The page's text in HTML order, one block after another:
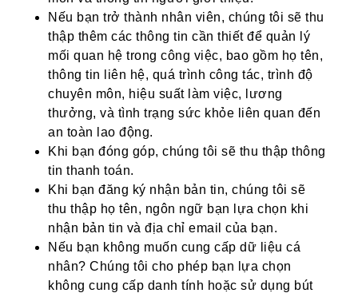
Nếu bạn trở thành nhân viên, chúng tôi sẽ thu
thập thêm các thông tin cần thiết để quản lý
mối quan hệ trong công việc, bao gồm họ tên,
thông tin liên hệ, quá trình công tác, trình độ
chuyên môn, hiệu suất làm việc, lương
thưởng, và tình trạng sức khỏe liên quan đến
an toàn lao động.
Khi bạn đóng góp, chúng tôi sẽ thu thập thông
tin thanh toán.
Khi bạn đăng ký nhận bản tin, chúng tôi sẽ
thu thập họ tên, ngôn ngữ bạn lựa chọn khi
nhận bản tin và địa chỉ email của bạn.
Nếu bạn không muốn cung cấp dữ liệu cá
nhân? Chúng tôi cho phép bạn lựa chọn
không cung cấp danh tính hoặc sử dụng bút